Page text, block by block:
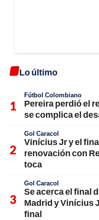
Lo último
Fútbol Colombiano
Pereira perdió el
se complica el
Gol Caracol
Vinícius Jr y el
renovación con
toca
Gol Caracol
Se acerca el final
Madrid y Vinícius
final